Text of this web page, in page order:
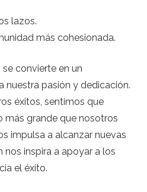
lazos.
más cohesionada.
se convierte en un
nuestra pasión y dedicación.
éxitos, sentimos que
grande que nosotros
impulsa a alcanzar nuevas
inspira a apoyar a los
el éxito.